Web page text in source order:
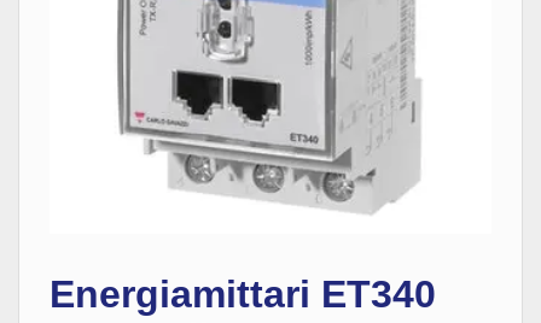
Energiamittari ET340